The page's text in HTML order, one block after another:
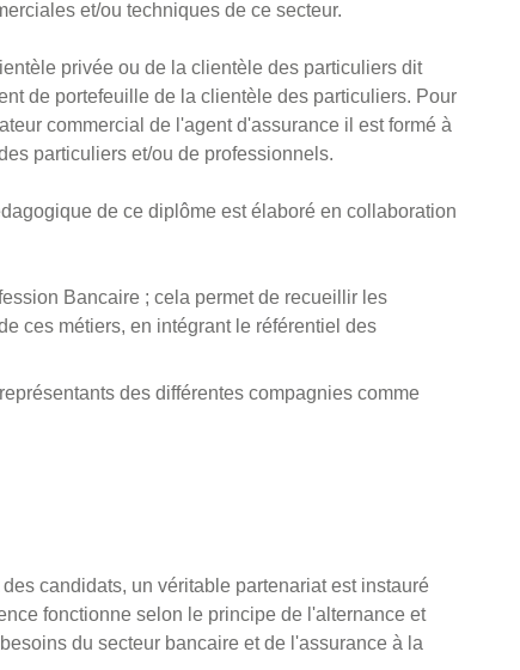
et/ou techniques de ce secteur.
privée ou de la clientèle des particuliers dit
de portefeuille de la clientèle des particuliers. Pour
commercial de l'agent d'assurance il est formé à
particuliers et/ou de professionnels.
de ce diplôme est élaboré en collaboration
Bancaire ; cela permet de recueillir les
ces métiers, en intégrant le référentiel des
des différentes compagnies comme
candidats, un véritable partenariat est instauré
fonctionne selon le principe de l'alternance et
du secteur bancaire et de l'assurance à la